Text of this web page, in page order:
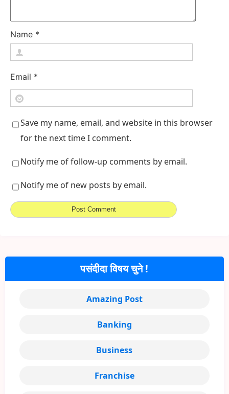
Name *
Email *
Save my name, email, and website in this browser
for the next time I comment.
Notify me of follow-up comments by email.
Notify me of new posts by email.
पसंदीदा विषय चुने !
Amazing Post
Banking
Business
Franchise